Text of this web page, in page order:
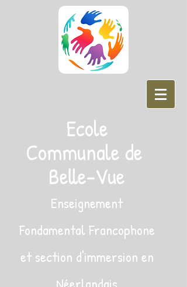
Ecole
Communale de
Belle-Vue
Enseignement
Fondamental Francophone
et section d'immersion en